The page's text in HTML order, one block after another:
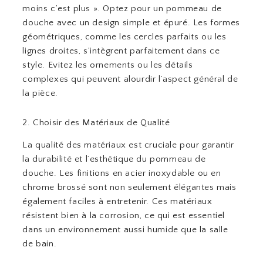
moins c’est plus ». Optez pour un pommeau de
douche avec un design simple et épuré. Les formes
géométriques, comme les cercles parfaits ou les
lignes droites, s’intègrent parfaitement dans ce
style. Evitez les ornements ou les détails
complexes qui peuvent alourdir l’aspect général de
la pièce.
2. Choisir des Matériaux de Qualité
La qualité des matériaux est cruciale pour garantir
la durabilité et l’esthétique du pommeau de
douche. Les finitions en acier inoxydable ou en
chrome brossé sont non seulement élégantes mais
également faciles à entretenir. Ces matériaux
résistent bien à la corrosion, ce qui est essentiel
dans un environnement aussi humide que la salle
de bain.